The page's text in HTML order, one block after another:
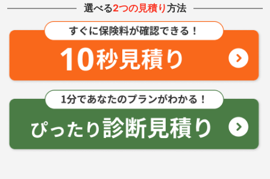
選べる2つの見積り方法